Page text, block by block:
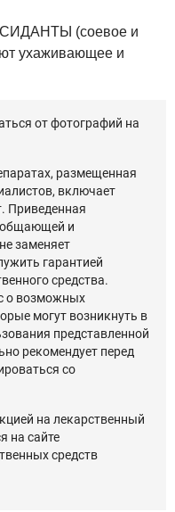
(соевое и
ухаживающее и
от фотографий на
размещенная
включает
Приведенная
и
заменяет
гарантией
средства.
о возможных
могут возникнуть в
представленной
рекомендует перед
со
на лекарственный
на сайте
средств